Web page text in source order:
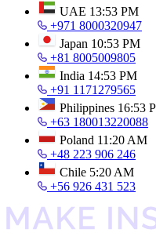
UAE 13:53 PM
+971 8000320947
Japan 10:53 PM
+81 8005009805
India 14:53 PM
+91 1171279565
Philippines 16:53
+63 180013220088
Poland 11:20 AM
+48 223 906 246
Chile 5:20 AM
+56 926 431 523